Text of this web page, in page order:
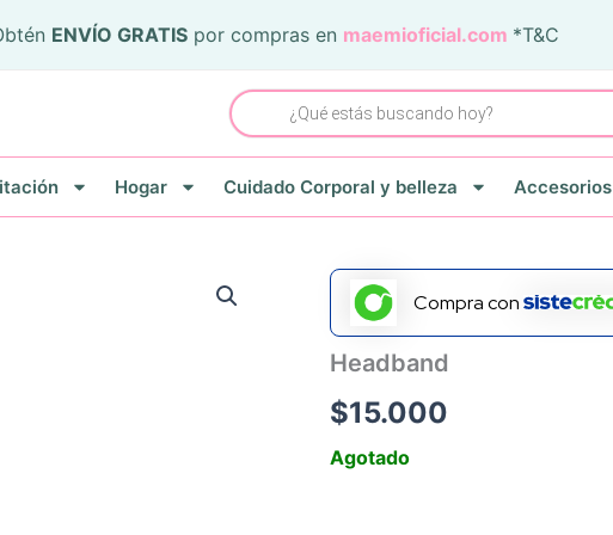
ENVÍO GRATIS por compras en maemioficial.com *T&C
Búsqueda
de
productos
Hogar Cuidado Corporal y belleza Accesorios
Compra con
Headband
$15.000
Agotado